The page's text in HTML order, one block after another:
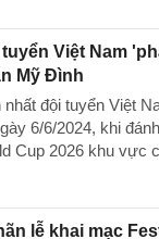
Việt Nam
Mỹ Đình
nhất đội tuyển Việt
6/6/2024, khi
Cup 2026 khu vực
lễ khai mạc